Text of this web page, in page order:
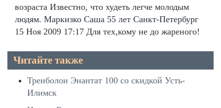
возраста Известно, что худеть легче молодым
людям. Маркизко Саша 55 лет Санкт-Петербург
15 Ноя 2009 17:17 Для тех,кому не до жареного!
Читайте также
Тренболон Энантат 100 со скидкой Усть-
Илимск